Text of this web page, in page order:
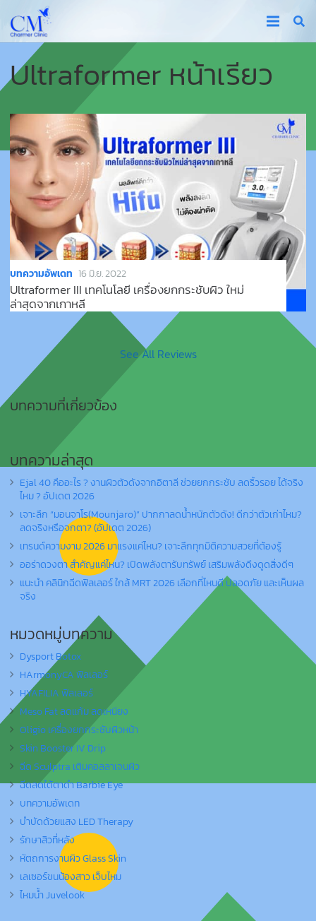
Ultraformer หน้าเรียว
บทความอัพเดท 16 มิ.ย. 2022
Ultraformer III เทคโนโลยี เครื่องยกกระชับผิว ใหม่
ล่าสุดจากเกาหลี
See All Reviews
บทความที่เกี่ยวข้อง
บทความล่าสุด
Ejal 40 คืออะไร ? งานผิวตัวดังจากอิตาลี ช่วยยกกระชับ ลดริ้วรอย ได้จริง
ไหม ? อัปเดต 2026
เจาะลึก “มอนจาโร(Mounjaro)” ปากกาลดน้ำหนักตัวดัง! ดีกว่าตัวเก่าไหม?
ลดจริงหรือจกตา? (อัปเดต 2026)
เทรนด์ความงาม 2026 มาแรงแค่ไหน? เจาะลึกทุกมิติความสวยที่ต้องรู้
ออร่าดวงตา สำคัญแค่ไหน? เปิดพลังตารับทรัพย์ เสริมพลังดึงดูดสิ่งดีๆ
แนะนำ คลินิกฉีดฟิลเลอร์ ใกล้ MRT 2026 เลือกที่ไหนดี ปลอดภัย และเห็นผล
จริง
หมวดหมู่บทความ
Dysport Botox
HArmonyCA ฟิลเลอร์
HYAFILIA ฟิลเลอร์
Meso Fat ลดแก้ม ลดเหนียง
Oligio เครื่องยกกระชับผิวหน้า
Skin Booster IV Drip
ฉีด Sculptra เติมคอลลาเจนผิว
ฉีดลดใต้ตาดำ Barbie Eye
บทความอัพเดท
บำบัดด้วยแสง LED Therapy
รักษาสิวที่หลัง
หัตถการงานผิว Glass Skin
เลเซอร์ขนน้องสาว เจ็บไหม
ไหมน้ำ Juvelook